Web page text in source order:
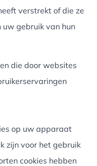
verstrekt of die ze
gebruik van hun
die door websites
op uw apparaat
zijn voor het gebruik
cookies hebben